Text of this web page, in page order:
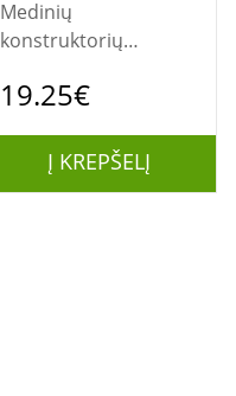
Medinių
konstruktorių
išradėjų laboratorija",
modelių
19.25€
Į KREPŠELĮ